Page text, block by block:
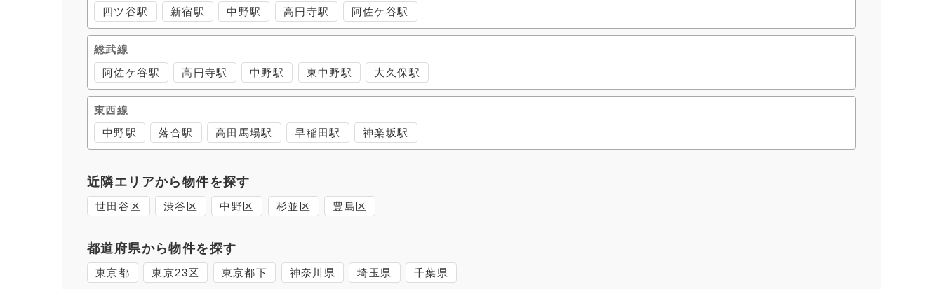
四ツ谷駅 新宿駅 中野駅 高円寺駅 阿佐ケ谷駅
総武線
阿佐ケ谷駅 高円寺駅 中野駅 東中野駅 大久保駅
東西線
中野駅 落合駅 高田馬場駅 早稲田駅 神楽坂駅
近隣エリアから物件を探す
世田谷区 渋谷区 中野区 杉並区 豊島区
都道府県から物件を探す
東京都 東京23区 東京都下 神奈川県 埼玉県 千葉県